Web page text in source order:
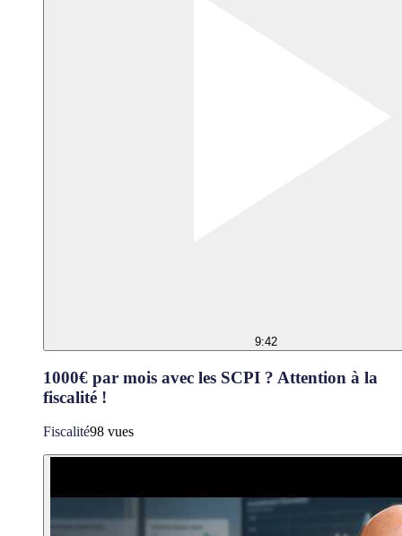
9:42
1000€ par mois avec les SCPI ? Attention à la
fiscalité !
Fiscalité98 vues